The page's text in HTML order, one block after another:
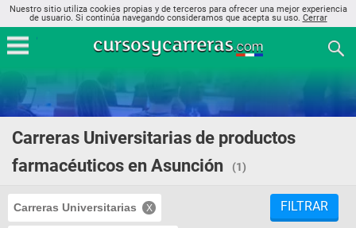
Nuestro sitio utiliza cookies propias y de terceros para ofrecer una mejor experiencia
de usuario. Si continúa navegando consideramos que acepta su uso. Cerrar
Carreras Universitarias de productos
farmacéuticos en Asunción
(1)
Carreras Universitarias FILTRAR